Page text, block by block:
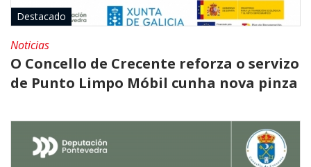
Destacado
Noticias
O Concello de Crecente reforza o servizo
de Punto Limpo Móbil cunha nova pinza